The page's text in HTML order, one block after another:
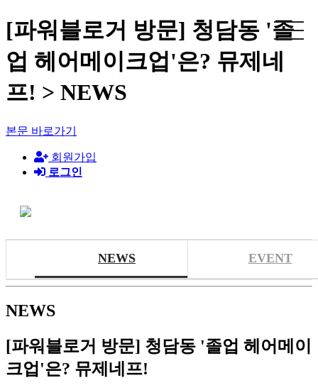
[파워블로거 방문] 청담동 '졸
업 헤어메이크업'은? 뮤제네
프! > NEWS
본문 바로가기
회원가입
로그인
NEWS EVENT
NEWS
[파워블로거 방문] 청담동 '졸업 헤어메이
크업'은? 뮤제네프!